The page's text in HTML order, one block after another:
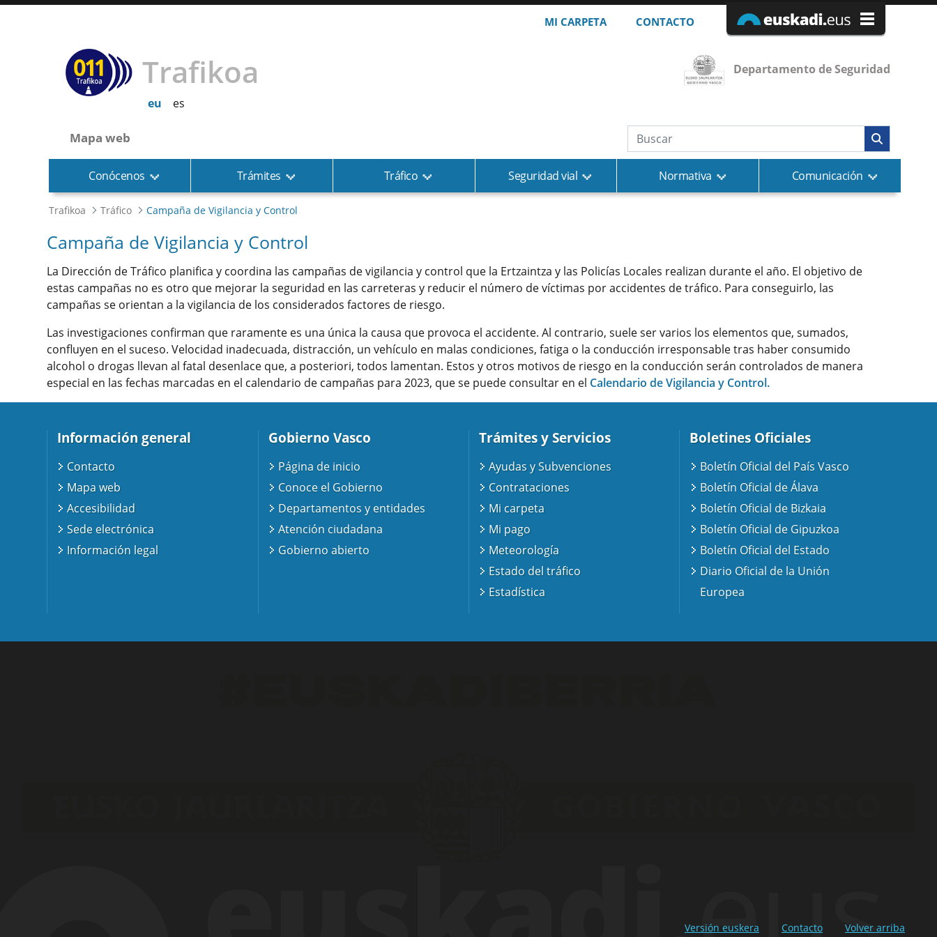
MI CARPETA CONTACTO
Trafikoa
eu es
Departamento de Seguridad
Mapa web Búsqueda web
Conócenos Trámites Tráfico Seguridad vial Normativa Comunicación
Trafikoa Tráfico Campaña de Vigilancia y Control
Campaña de Vigilancia y Control
La Dirección de Tráfico planifica y coordina las campañas de vigilancia y control que la Ertzaintza y las Policías Locales realizan durante el año. El objetivo de
estas campañas no es otro que mejorar la seguridad en las carreteras y reducir el número de víctimas por accidentes de tráfico. Para conseguirlo, las
campañas se orientan a la vigilancia de los considerados factores de riesgo.
Las investigaciones confirman que raramente es una única la causa que provoca el accidente. Al contrario, suele ser varios los elementos que, sumados,
confluyen en el suceso. Velocidad inadecuada, distracción, un vehículo en malas condiciones, fatiga o la conducción irresponsable tras haber consumido
alcohol o drogas llevan al fatal desenlace que, a posteriori, todos lamentan. Estos y otros motivos de riesgo en la conducción serán controlados de manera
especial en las fechas marcadas en el calendario de campañas para 2023, que se puede consultar en el Calendario de Vigilancia y Control.
Información general
Contacto
Mapa web
Accesibilidad
Sede electrónica
Información legal
Gobierno Vasco
Página de inicio
Conoce el Gobierno
Departamentos y entidades
Atención ciudadana
Gobierno abierto
Trámites y Servicios
Ayudas y Subvenciones
Contrataciones
Mi carpeta
Mi pago
Meteorología
Estado del tráfico
Estadística
Boletines Oficiales
Boletín Oficial del País Vasco
Boletín Oficial de Álava
Boletín Oficial de Bizkaia
Boletín Oficial de Gipuzkoa
Boletín Oficial del Estado
Diario Oficial de la Unión
Europea
Versión euskera Contacto Volver arriba